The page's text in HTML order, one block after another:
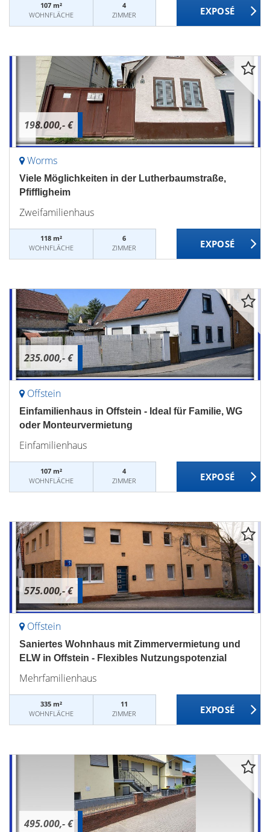
107 m²
WOHNFLÄCHE
4
ZIMMER
198.000,- €
Worms
Viele Möglichkeiten in der Lutherbaumstraße,
Pfiffligheim
Zweifamilienhaus
118 m²
WOHNFLÄCHE
6
ZIMMER
235.000,- €
Offstein
Einfamilienhaus in Offstein - Ideal für Familie, WG
oder Monteurvermietung
Einfamilienhaus
107 m²
WOHNFLÄCHE
4
ZIMMER
575.000,- €
Offstein
Saniertes Wohnhaus mit Zimmervermietung und
ELW in Offstein - Flexibles Nutzungspotenzial
Mehrfamilienhaus
335 m²
WOHNFLÄCHE
11
ZIMMER
495.000,- €